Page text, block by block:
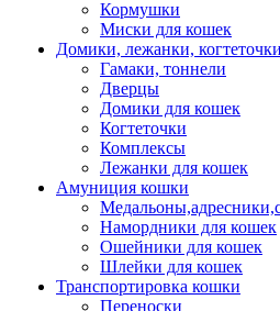
Кормушки
Миски для кошек
Домики, лежанки,
Гамаки, тоннели
Дверцы
Домики для кошек
Когтеточки
Комплексы
Лежанки для кошек
Амуниция кошки
Намордники для кошек
Ошейники для кошек
Шлейки для кошек
Транспортировка кошки
Переноски